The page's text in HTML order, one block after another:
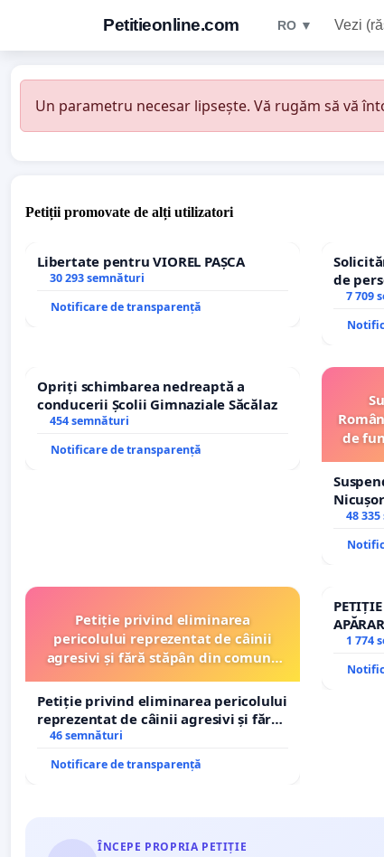
Petitieonline.com RO ▼ Vezi
Un parametru necesar lipsește. Vă rugăm să vă
Petiții promovate de alți utilizatori
Libertate pentru VIOREL PAȘCA
30 293 semnături
Notificare de transparență
de
7 709
Opriți schimbarea nedreaptă a
conducerii Școlii Gimnaziale Săcălaz
454 semnături
Notificare de transparență
de
și48
Petiție privind eliminarea
pericolului reprezentat de câinii
agresivi și fără stăpân din comuna
Petiție privind eliminarea pericolului
reprezentat de câinii agresivi și fără
stăpân din comuna Tunari
46 semnături
Notificare de transparență
1 774
ÎNCEPE PROPRIA PETIȚIE